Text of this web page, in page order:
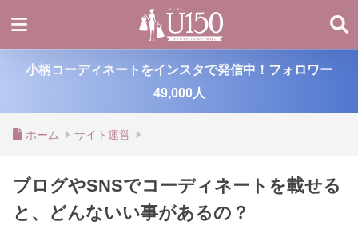
小柄コーディネートをインスタで発信中！フォロワー
49,000人
ホーム サイト運営
ブログやSNSでコーディネートを載せる
と、どんないい事があるの？